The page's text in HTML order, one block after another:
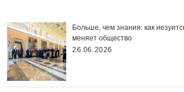
Больше, чем знания: как
меняет общество
26.06.2026